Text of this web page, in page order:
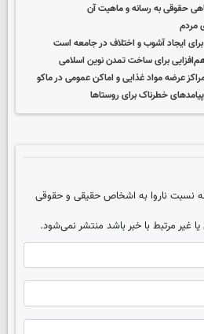
حقوقی به رسانه و ماهیت آن
مردم
ایجاد آشوب و اختلاف در جامعه است
برای ساخت تمدن نوین اسلامی
عرضه مواد غذایی و اماکن عمومی در ماکو
خطرناک برای روستاها
نسبت ناروا به اشخاص حقیقی و حقوقی
یا غیر مرتبط با خبر باشد منتشر نمی‌شود.